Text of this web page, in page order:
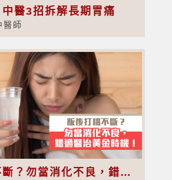
醫3招拆解長期胃痛
醫師
飯後打嗝不斷？勿當消化不良，錯過醫治黃金時機！